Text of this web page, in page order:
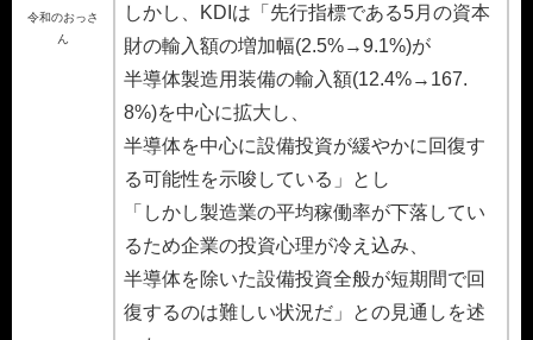
令和のおっさ
ん
しかし、KDIは「先行指標である5月の資本
財の輸入額の増加幅(2.5%→9.1%)が
半導体製造用装備の輸入額(12.4%→167.
8%)を中心に拡大し、
半導体を中心に設備投資が緩やかに回復す
る可能性を示唆している」とし
「しかし製造業の平均稼働率が下落してい
るため企業の投資心理が冷え込み、
半導体を除いた設備投資全般が短期間で回
復するのは難しい状況だ」との見通しを述